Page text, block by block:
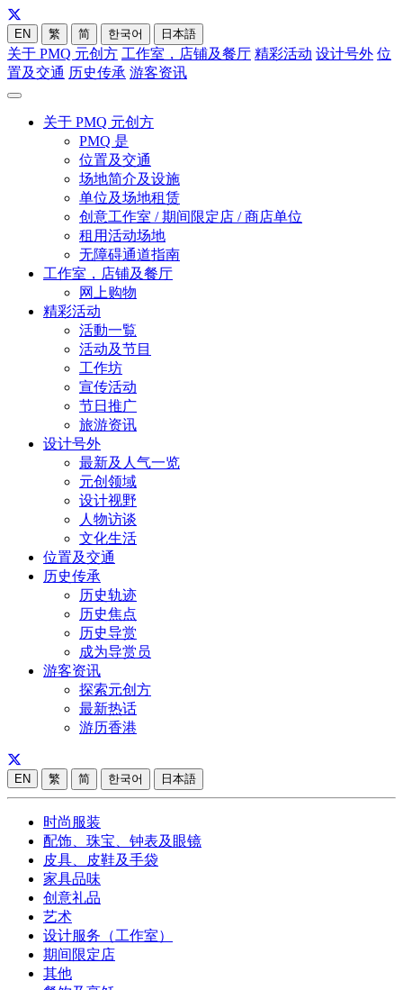
EN 繁 简 한국어 日本語
关于 PMQ 元创方 工作室，店铺及餐厅 精彩活动 设计号外 位
置及交通 历史传承 游客资讯
关于 PMQ 元创方
PMQ 是
位置及交通
场地简介及设施
单位及场地租赁
创意工作室 / 期间限定店 / 商店单位
租用活动场地
无障碍通道指南
工作室，店铺及餐厅
网上购物
精彩活动
活動一覧
活动及节目
工作坊
宣传活动
节日推广
旅游资讯
设计号外
最新及人气一览
元创领域
设计视野
人物访谈
文化生活
位置及交通
历史传承
历史轨迹
历史焦点
历史导赏
成为导赏员
游客资讯
探索元创方
最新热话
游历香港
EN 繁 简 한국어 日本語
时尚服装
配饰、珠宝、钟表及眼镜
皮具、皮鞋及手袋
家具品味
创意礼品
艺术
设计服务（工作室）
期间限定店
其他